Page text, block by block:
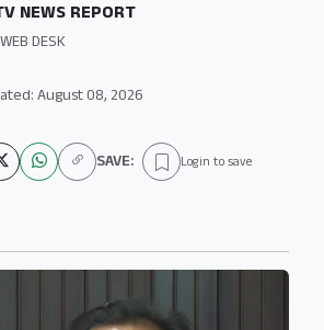
NEWS REPORT
DESK
August 08, 2026
SAVE: Login to save